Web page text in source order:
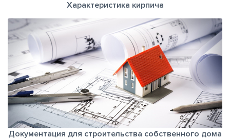
Характеристика кирпича
Документация для строительства собственного дома